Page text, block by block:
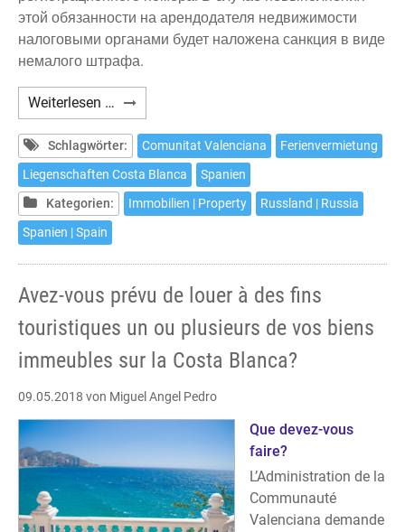
этой обязанности на арендодателя недвижимости
налоговыми органами будет наложена санкция в виде
немалого штрафа.
Weiterlesen … ¿Вы
собственник
одного
или
нескольких
объектов
Бланке
планируете
сдавать
в
аренду
туристам
и
отдыхающим?
Schlagwörter: Comunitat Valenciana
Ferienvermietung
Liegenschaften Costa Blanca
Spanien
Kategorien:
Immobilien | Property
Russland | Russia
Spanien | Spain
Avez-vous prévu de louer à des fins
touristiques un ou plusieurs de vos biens
immeubles sur la Costa Blanca?
09.05.2018 von Miguel Angel Pedro
Que devez-vous
faire?
L’Administration de la
Communauté
Valenciana demande